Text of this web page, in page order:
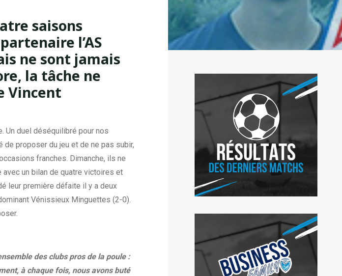
saisons
l’AS
ne sont jamais
la tâche ne
Vincent
Un duel déséquilibré pour nos
de proposer du jeu et de ne pas subir,
franches. Dimanche, ils ne
un bilan de quatre victoires et
leur première défaite il y a deux
Vénissieux Minguettes (2-0).
des clubs pros de la poule :
à chaque fois, nous avons buté